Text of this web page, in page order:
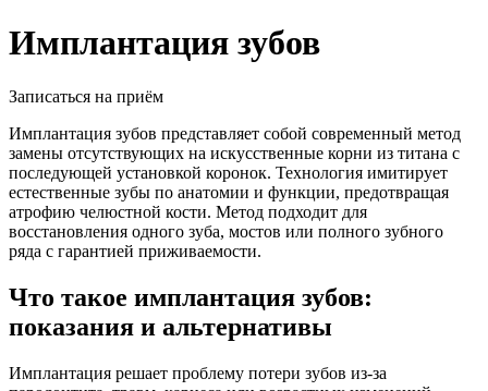
Имплантация зубов
Записаться на приём
Имплантация зубов представляет собой современный метод
замены отсутствующих на искусственные корни из титана с
последующей установкой коронок. Технология имитирует
естественные зубы по анатомии и функции, предотвращая
атрофию челюстной кости. Метод подходит для
восстановления одного зуба, мостов или полного зубного
ряда с гарантией приживаемости.
Что такое имплантация зубов:
показания и альтернативы
Имплантация решает проблему потери зубов из-за